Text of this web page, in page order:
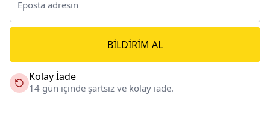
BILDIRIM AL
Kolay İade
14 gün içinde şartsız ve kolay iade.